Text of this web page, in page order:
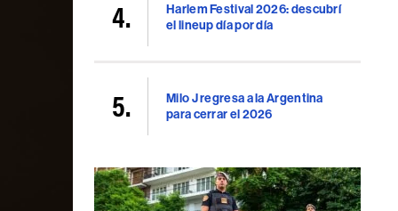
Harlem Festival 2026: descubrí
el lineup día por día
Milo J regresa a la Argentina
para cerrar el 2026